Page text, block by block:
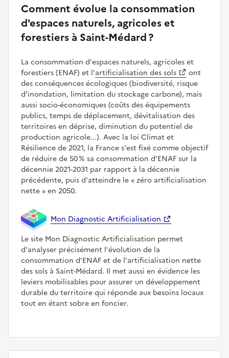
Comment évolue la consommation
d'espaces naturels, agricoles et
forestiers à Saint-Médard ?
La consommation d'espaces naturels, agricoles et
forestiers (ENAF) et l’artificialisation des sols
ont
des conséquences écologiques (biodiversité, risque
d'inondation, limitation du stockage carbone), mais
aussi socio-économiques (coûts des équipements
publics, temps de déplacement, dévitalisation des
territoires en déprise, diminution du potentiel de
production agricole...). Avec la loi Climat et
Résilience de 2021, la France s'est fixé comme objectif
de réduire de 50 % sa consommation d'ENAF sur la
décennie 2021-2031 par rapport à la décennie
précédente, puis d'atteindre le
zéro artificialisation
nette
en 2050.
Mon Diagnostic Artificialisation
Le site Mon Diagnostic Artificialisation permet
d'analyser précisément l'évolution de la
consommation d'ENAF et de l'artificialisation nette
des sols à Saint-Médard. Il met aussi en évidence les
leviers mobilisables pour assurer un développement
durable du territoire qui réponde aux besoins locaux
tout en étant sobre en foncier.